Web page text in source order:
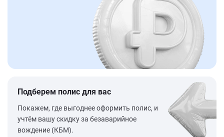
Подберем полис для вас
Покажем, где выгоднее оформить полис, и
учтём вашу скидку за безаварийное
вождение (КБМ).